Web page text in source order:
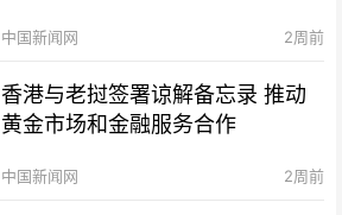
中国新闻网 2周前
香港与老挝签署谅解备忘录 推动
黄金市场和金融服务合作
中国新闻网 2周前